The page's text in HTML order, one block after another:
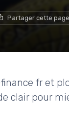
Partager cette page
fr et
clair pour